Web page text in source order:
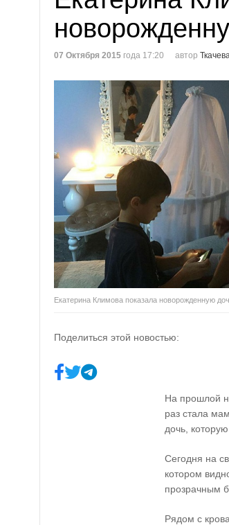
07 Октября 2015 года 17:20 автор
Екатерина Климова показала новорожденную
Поделиться этой новостью:
На прошлой
раз стала
дочь, которую
Сегодня на
котором
прозрачным
Рядом с